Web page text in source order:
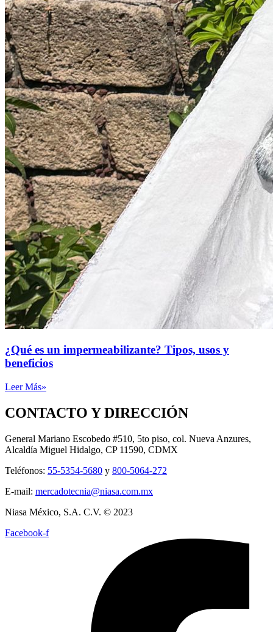
¿Qué es un impermeabilizante? Tipos, usos y
beneficios
Leer Más»
CONTACTO Y DIRECCIÓN
General Mariano Escobedo #510, 5to piso, col. Nueva Anzures,
Alcaldía Miguel Hidalgo, CP 11590, CDMX
Teléfonos: 55-5354-5680 y 800-5064-272
E-mail: mercadotecnia@niasa.com.mx
Niasa México, S.A. C.V. © 2023
Facebook-f